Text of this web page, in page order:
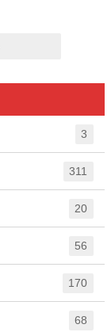
3
311
20
56
170
68